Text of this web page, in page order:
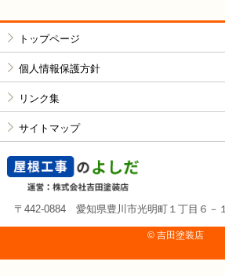
トップページ
個人情報保護方針
リンク集
サイトマップ
〒442-0884 愛知県豊川市光明町１丁目６－１
© 吉⽥塗装店